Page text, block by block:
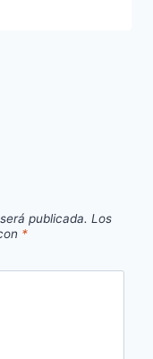
publicada. Los
*